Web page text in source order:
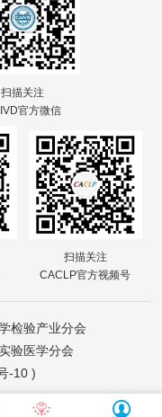
扫描关注
官方微信
扫描关注
CACLP官方视频号
检验产业分会
验医学分会
-10)